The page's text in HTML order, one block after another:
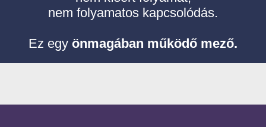
nem folyamatos kapcsolódás.
Ez egy önmagában működő mező.